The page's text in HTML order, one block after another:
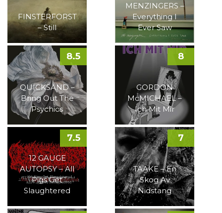
FINSTERFORST
– Still
MENZINGERS –
Everything I
Ever Saw
QUICKSAND –
Bring Out The
Psychics
8.5
GORDON
McMICHAEL –
Ich Mit Mir
8
12 GAUGE
AUTOPSY – All
Pigs Get
Slaughtered
7.5
TAAKE – En
Skog Av
Nidstang
7